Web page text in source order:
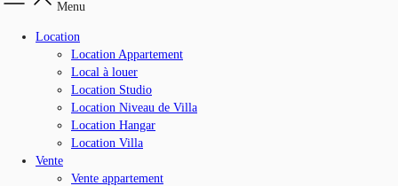
Menu
Location
Location Appartement
Local à louer
Location Studio
Location Niveau de Villa
Location Hangar
Location Villa
Vente
Vente appartement